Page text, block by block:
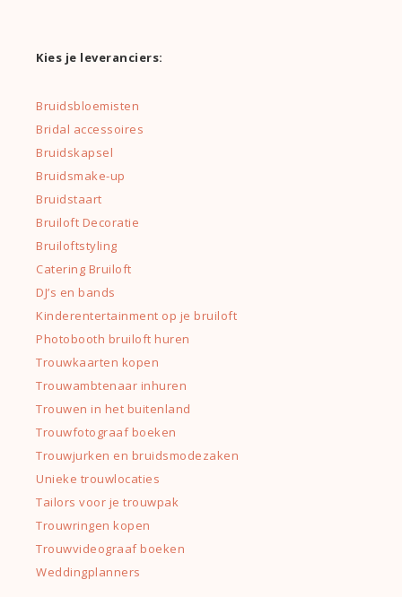
Kies je leveranciers:
Bruidsbloemisten
Bridal accessoires
Bruidskapsel
Bruidsmake-up
Bruidstaart
Bruiloft Decoratie
Bruiloftstyling
Catering Bruiloft
DJ’s en bands
Kinderentertainment op je bruiloft
Photobooth bruiloft huren
Trouwkaarten kopen
Trouwambtenaar inhuren
Trouwen in het buitenland
Trouwfotograaf boeken
Trouwjurken en bruidsmodezaken
Unieke trouwlocaties
Tailors voor je trouwpak
Trouwringen kopen
Trouwvideograaf boeken
Weddingplanners